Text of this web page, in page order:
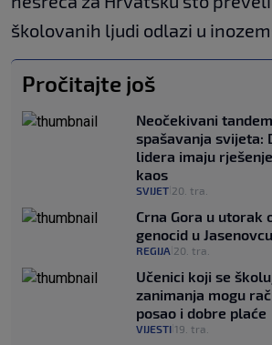
školovanih ljudi odlazi u
Pročitajte još
Neočekivani
spašavanja svijeta:
lidera imaju
kaos
SVIJET 20. tra.
Crna Gora u utorak
genocid u Jasenovcu
REGIJA 20. tra.
Učenici koji se
zanimanja mogu
posao i dobre plaće
VIJESTI 19. tra.